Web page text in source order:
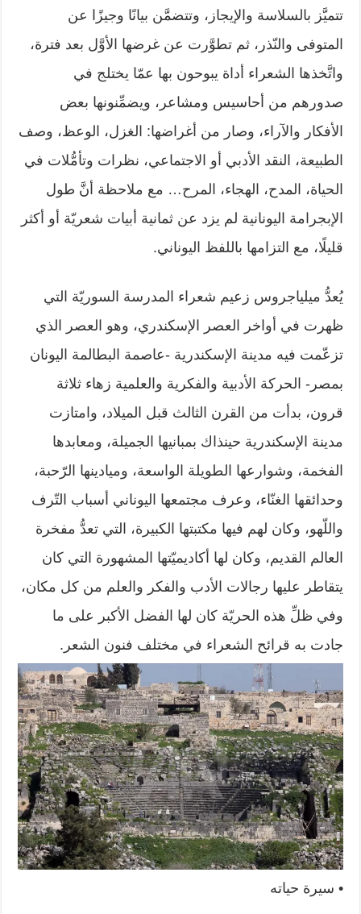
تتميَّز بالسلاسة والإيجاز، ‏وتتضمَّن بيانًا وجيزًا عن
المتوفى والنّذر، ثم تطوَّرت عن غرضها الأوَّل بعد فترة،
‏واتَّخذها الشعراء أداة يبوحون بها عمّا يختلج في
صدورهم من أحاسيس ومشاعر، ‏ويضمِّنونها بعض
الأفكار والآراء، وصار من أغراضها: الغزل، الوعظ، وصف
‏الطبيعة، النقد الأدبي أو الاجتماعي، نظرات وتأمُّلات في
الحياة، المدح، الهجاء، ‏المرح… مع ملاحظة أنَّ طول
الإبجرامة اليونانية لم يزد عن ثمانية أبيات شعريّة أو ‏أكثر
قليلًا، مع التزامها باللفظ اليوناني. ‏
يُعدُّ ميلياجروس زعيم شعراء المدرسة السوريّة التي
ظهرت في أواخر العصر ‏الإسكندري، وهو العصر الذي
تزعّمت فيه مدينة الإسكندرية -عاصمة البطالمة ‏اليونان
بمصر- الحركة الأدبية والفكرية والعلمية زهاء ثلاثة
قرون، بدأت من القرن ‏الثالث قبل الميلاد، وامتازت
مدينة الإسكندرية حينذاك بمبانيها الجميلة، ومعابدها
‏الفخمة، وشوارعها الطويلة الواسعة، وميادينها الرّحبة،
وحدائقها الغنّاء، وعرف ‏مجتمعها اليوناني أسباب التّرف
واللّهو، وكان لهم فيها مكتبتها الكبيرة، التي تعدُّ مفخرة
‏العالم القديم، وكان لها أكاديميّتها المشهورة التي كان
يتقاطر عليها رجالات الأدب ‏والفكر والعلم من كل مكان،
وفي ظلِّ هذه الحريّة كان لها الفضل الأكبر على ما
‏جادت به قرائح الشعراء في مختلف فنون الشعر.‏
• سيرة حياته